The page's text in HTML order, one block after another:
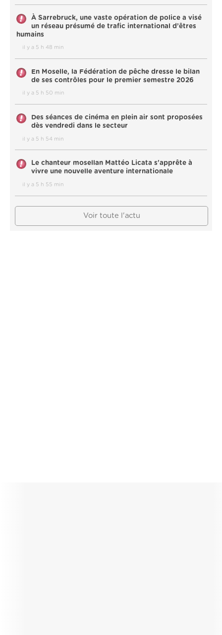
À Sarrebruck, une vaste opération de police a visé
un réseau présumé de trafic international d’êtres
humains
il y a 5 h 48 min
En Moselle, la Fédération de pêche dresse le bilan
de ses contrôles pour le premier semestre 2026
il y a 5 h 50 min
Des séances de cinéma en plein air sont proposées
dès vendredi dans le secteur
il y a 5 h 54 min
Le chanteur mosellan Mattéo Licata s'apprête à
vivre une nouvelle aventure internationale
il y a 5 h 55 min
Voir toute l'actu